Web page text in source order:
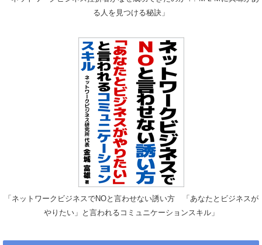
る人を見つける秘訣」
「ネットワークビジネスでNOと言わせない誘い方 「あなたとビジネスが
やりたい」と言われるコミュニケーションスキル」